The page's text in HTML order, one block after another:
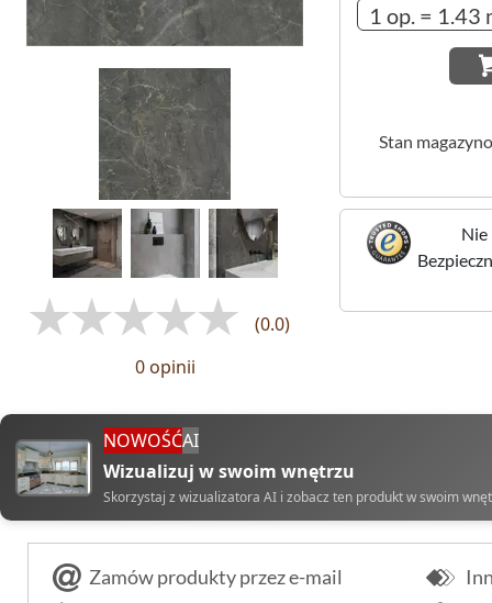
(0.0)
0 opinii
Stan
Nie
NOWOŚĆAI
Wizualizuj w swoim wnętrzu
Skorzystaj z wizualizatora AI i zobacz ten produkt w swoim
Zamów produkty przez e-mail